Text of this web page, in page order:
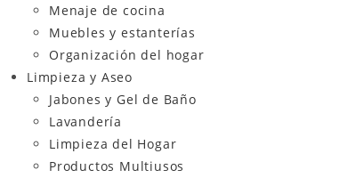
Menaje de cocina
Muebles y estanterías
Organización del hogar
Limpieza y Aseo
Jabones y Gel de Baño
Lavandería
Limpieza del Hogar
Productos Multiusos